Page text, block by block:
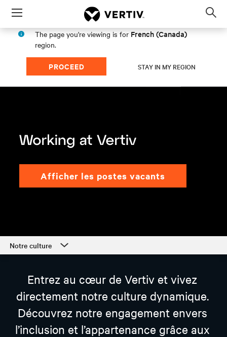
Menu
The page you're viewing is for French (Canada)
region.
PROCEED STAY IN MY REGION
afficher les postes vacants
Notre culture
Notre culture
Services
Étudiants et débuts de carrière
Entrez au cœur de Vertiv et vivez
directement notre culture dynamique.
Découvrez notre engagement envers
l’inclusion et l’appartenance grâce aux